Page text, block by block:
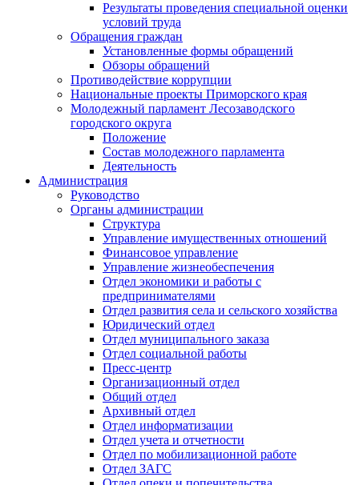
Результаты проведения специальной оценки
условий труда
Обращения граждан
Установленные формы обращений
Обзоры обращений
Противодействие коррупции
Национальные проекты Приморского края
Молодежный парламент Лесозаводского
городского округа
Положение
Состав молодежного парламента
Деятельность
Администрация
Руководство
Органы администрации
Структура
Управление имущественных отношений
Финансовое управление
Управление жизнеобеспечения
Отдел экономики и работы с
предпринимателями
Отдел развития села и сельского хозяйства
Юридический отдел
Отдел муниципального заказа
Отдел социальной работы
Пресс-центр
Организационный отдел
Общий отдел
Архивный отдел
Отдел информатизации
Отдел учета и отчетности
Отдел по мобилизационной работе
Отдел ЗАГС